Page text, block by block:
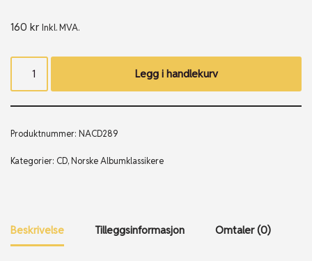
160 kr Inkl. MVA.
Legg i handlekurv
Produktnummer: NACD289
Kategorier: CD, Norske Albumklassikere
Beskrivelse Tilleggsinformasjon Omtaler (0)